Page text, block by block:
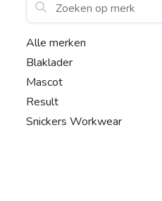
Alle merken
Blaklader
Mascot
Result
Snickers Workwear